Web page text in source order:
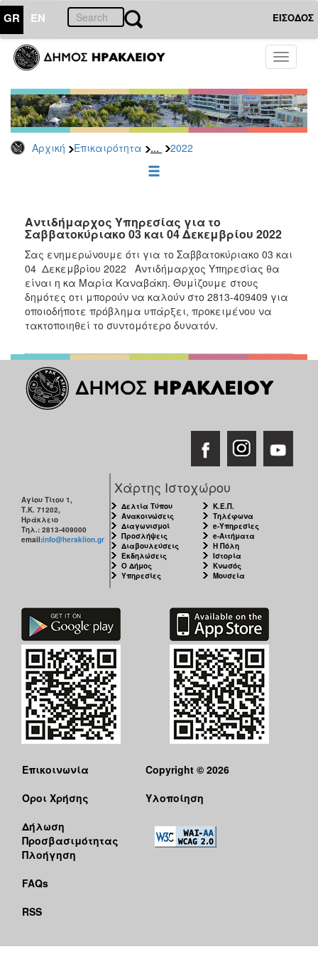
GR EN ΕΙΣΟΔΟΣ
Toggle
Αρχική Επικαιρότητα ... 2022
ΕΠΙΚΑΙΡΟΤΗΤΑ
Τύπου
Αρχείο
2026
2025
2022
2021
2020
2019
2018
2017
2015
2013
2012
ΔΗΜΟΤΗΣ
ΗΡΑΚΛΕΙΟ
Αντιδήμαρχος Υπηρεσίας για το
Σαββατοκύριακο 03 και 04 Δεκεμβρίου 2022
Σας ενημερώνουμε ότι για το Σαββατοκύριακο 03 και
04 Δεκεμβρίου 2022 Αντιδήμαρχος Υπηρεσίας θα
είναι η κα Μαρία Καναβάκη. Θυμίζουμε στους
δημότες οτι μπορούν να καλούν στο 2813-409409 για
οποιοδήποτε πρόβλημα υπάρξει, προκειμένου να
τακτοποιηθεί το συντομότερο δυνατόν.
Αγίου Τίτου 1,
Τ.Κ. 71202,
Ηράκλειο
Τηλ.: 2813-409000
email:info@heraklion.gr
Χάρτης Ιστοχώρου
Δελτία Τύπου
Ανακοινώσεις
Διαγωνισμοί
Προσλήψεις
Διαβουλεύσεις
Εκδηλώσεις
Ο Δήμος
Υπηρεσίες
Κ.Ε.Π.
Τηλέφωνα
e-Υπηρεσίες
e-Αιτήματα
Η Πόλη
Ιστορία
Κνωσός
Μουσεία
Επικοινωνία
Όροι Χρήσης
Δήλωση
Προσβασιμότητας
Πλοήγηση
FAQs
RSS
Copyright © 2026
Υλοποίηση